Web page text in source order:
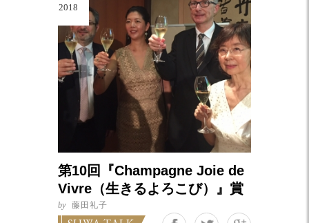
2018
第10回『Champagne Joie de
Vivre（生きるよろこび）』賞
by 藤田礼子